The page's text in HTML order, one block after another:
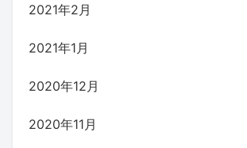
2021年2月
2021年1月
2020年12月
2020年11月